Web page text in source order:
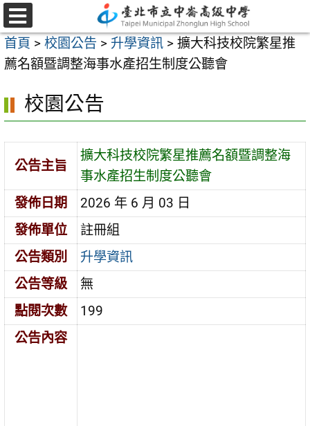
跳
至
主
要
容
選
單
首頁 > 校園公告 > 升學資訊 > 擴大科技校院繁星推
薦名額暨調整海事水產招生制度公聽會
校園公告
公告主旨
擴大科技校院繁星推薦名額暨調整海
事水產招生制度公聽會
發佈日期
2026 年 6 月 03 日
發佈單位
註冊組
公告類別
升學資訊
公告等級
無
點閱次數
199
公告內容